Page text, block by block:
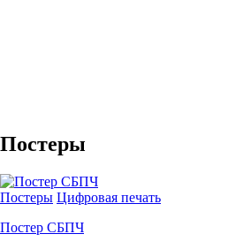
Постеры
Постеры Цифровая печать
Постер СБПЧ